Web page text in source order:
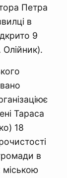
Петра
в
9
Тараса
18
в
міською